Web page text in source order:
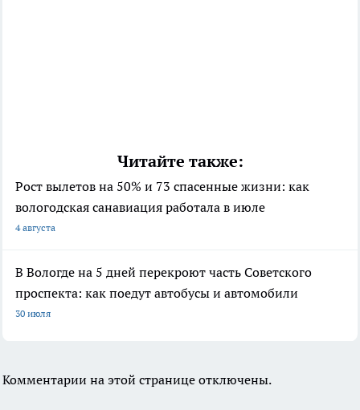
Читайте также:
Рост вылетов на 50% и 73 спасенные жизни: как
вологодская санавиация работала в июле
4 августа
В Вологде на 5 дней перекроют часть Советского
проспекта: как поедут автобусы и автомобили
30 июля
Комментарии на этой странице отключены.